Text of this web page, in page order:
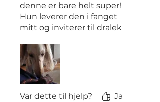
denne er bare helt super!
Hun leverer den i fanget
mitt og inviterer til dralek
Var dette til hjelp? Ja